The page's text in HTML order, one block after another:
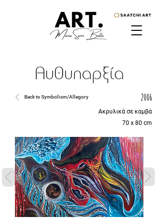
Αυθυπαρξία
Back to Symbolism/Allegory 2006
Ακρυλικά σε καμβά
70 x 80 cm